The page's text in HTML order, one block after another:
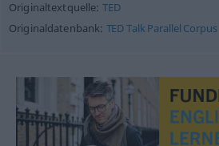
Originaltextquelle: TED
Originaldatenbank: TED Talk Parallel Corpus